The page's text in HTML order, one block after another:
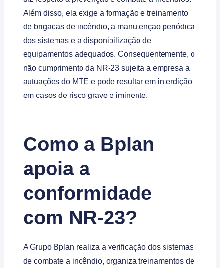
Além disso, ela exige a formação e treinamento
de brigadas de incêndio, a manutenção periódica
dos sistemas e a disponibilização de
equipamentos adequados. Consequentemente, o
não cumprimento da NR-23 sujeita a empresa a
autuações do MTE e pode resultar em interdição
em casos de risco grave e iminente.
Como a Bplan
apoia a
conformidade
com NR-23?
A Grupo Bplan realiza a verificação dos sistemas
de combate a incêndio, organiza treinamentos de